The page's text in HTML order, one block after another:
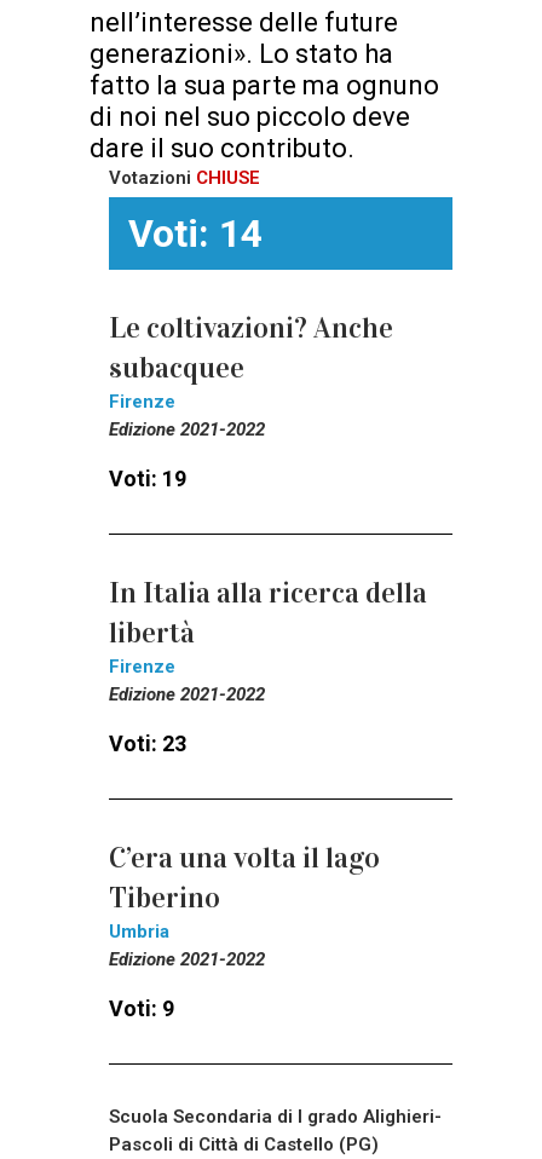
nell’interesse delle future
generazioni». Lo stato ha
fatto la sua parte ma ognuno
di noi nel suo piccolo deve
dare il suo contributo.
Votazioni CHIUSE
Voti: 14
Le coltivazioni? Anche
subacquee
Firenze
Edizione 2021-2022
Voti: 19
In Italia alla ricerca della
libertà
Firenze
Edizione 2021-2022
Voti: 23
C’era una volta il lago
Tiberino
Umbria
Edizione 2021-2022
Voti: 9
Scuola Secondaria di I grado Alighieri-
Pascoli di Città di Castello (PG)